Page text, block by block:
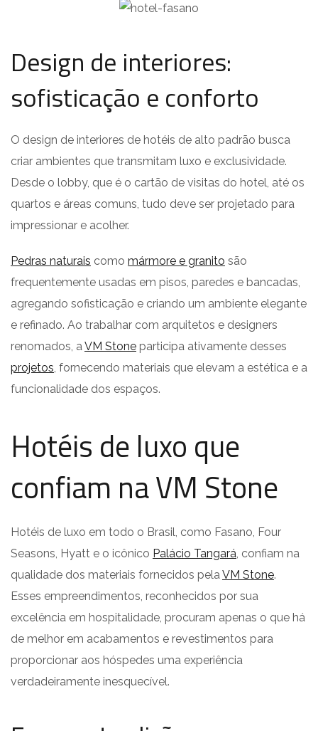
Design de interiores:
sofisticação e conforto
O design de interiores de hotéis de alto padrão busca
criar ambientes que transmitam luxo e exclusividade.
Desde o lobby, que é o cartão de visitas do hotel, até os
quartos e áreas comuns, tudo deve ser projetado para
impressionar e acolher.
Pedras naturais como mármore e granito são
frequentemente usadas em pisos, paredes e bancadas,
agregando sofisticação e criando um ambiente elegante
e refinado. Ao trabalhar com arquitetos e designers
renomados, aVM Stone participa ativamente desses
projetos, fornecendo materiais que elevam a estética e a
funcionalidade dos espaços.
Hotéis de luxo que
confiam na VM Stone
Hotéis de luxo em todo o Brasil, como Fasano, Four
Seasons, Hyatt e o icônico Palácio Tangará, confiam na
qualidade dos materiais fornecidos pelaVM Stone.
Esses empreendimentos, reconhecidos por sua
excelência em hospitalidade, procuram apenas o que há
de melhor em acabamentos e revestimentos para
proporcionar aos hóspedes uma experiência
verdadeiramente inesquecível.